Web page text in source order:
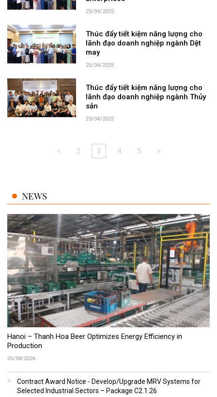
25/04/2025
Thúc đẩy tiết kiệm năng lượng cho
lãnh đạo doanh nghiệp ngành Dệt
may
25/04/2025
Thúc đẩy tiết kiệm năng lượng cho
lãnh đạo doanh nghiệp ngành Thủy
sản
23/04/2025
< 2 3 4 5 >
NEWS
Hanoi – Thanh Hoa Beer Optimizes Energy Efficiency in
Production
05/08/2026
Contract Award Notice - Develop/Upgrade MRV Systems for
Selected Industrial Sectors – Package C2.1.26